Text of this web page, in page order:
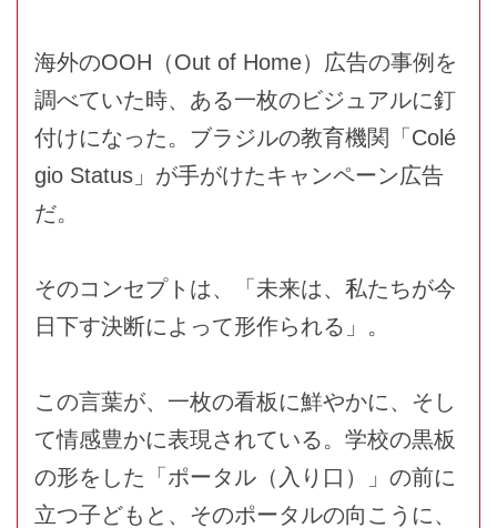
海外のOOH（Out of Home）広告の事例を
調べていた時、ある一枚のビジュアルに釘
付けになった。ブラジルの教育機関「Colé
gio Status」が手がけたキャンペーン広告
だ。
そのコンセプトは、「未来は、私たちが今
日下す決断によって形作られる」。
この言葉が、一枚の看板に鮮やかに、そし
て情感豊かに表現されている。学校の黒板
の形をした「ポータル（入り口）」の前に
立つ子どもと、そのポータルの向こうに、